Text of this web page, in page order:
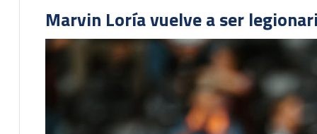
Marvin Loría vuelve a ser